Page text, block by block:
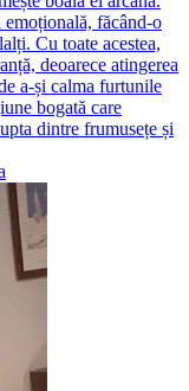
emoțională, făcând-o
Cu toate acestea,
deoarece atingerea
a-și calma furtunile
bogată care
dintre frumusețe și